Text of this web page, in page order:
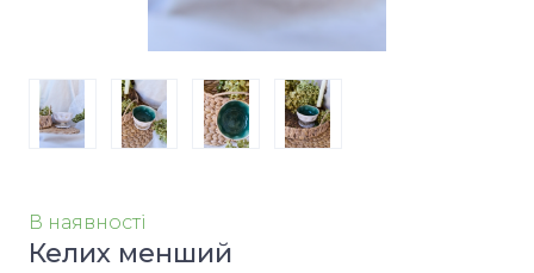
В наявності
Келих менший